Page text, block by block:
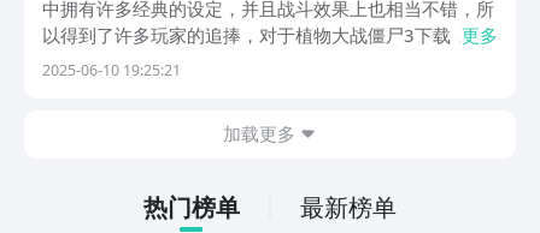
中拥有许多经典的设定，并且战斗效果上也相当不错，所
以得到了许多玩家的追捧，对于植物大战僵尸3下载，有
这超多用户关注，各位都是希望到时能抢先入坑其中来进
更多
2025-06-10 19:25:21
加载更多
热门榜单 最新榜单